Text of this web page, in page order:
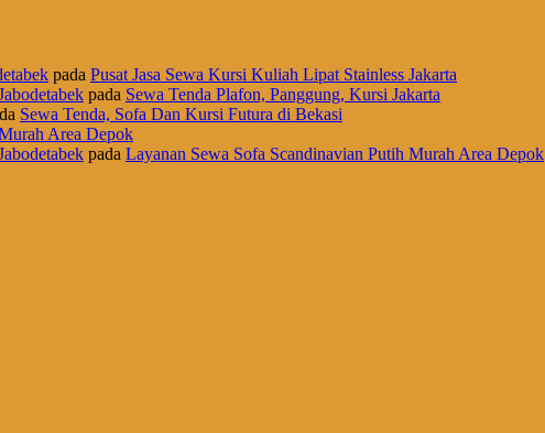
pada Pusat Jasa Sewa Kursi Kuliah Lipat Stainless Jakarta
pada Sewa Tenda Plafon, Panggung, Kursi Jakarta
Sewa Tenda, Sofa Dan Kursi Futura di Bekasi
Area Depok
pada Layanan Sewa Sofa Scandinavian Putih Murah Area Depok